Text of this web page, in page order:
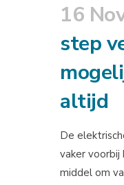
16
step
altijd
De
vaker voorbij
middel om